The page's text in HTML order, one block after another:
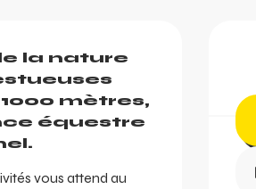
la nature
mètres,
équestre
vous attend au